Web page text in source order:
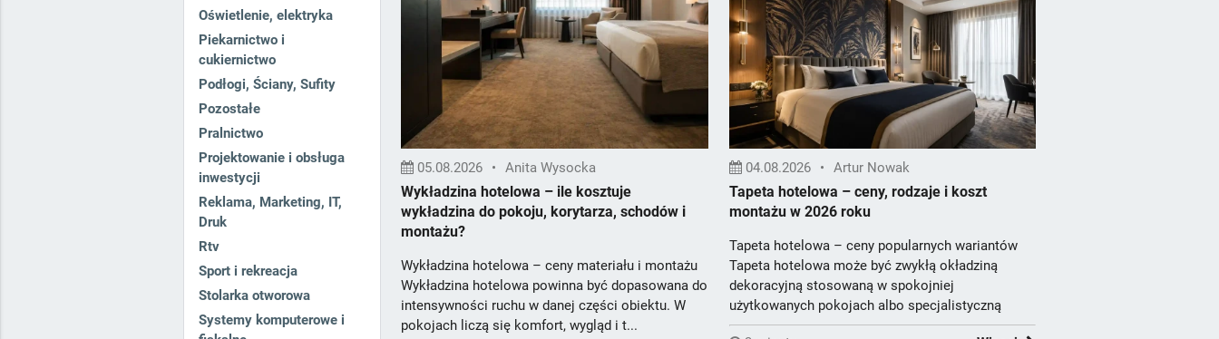
Oświetlenie, elektryka
Piekarnictwo i
cukiernictwo
Podłogi, Ściany, Sufity
Pozostałe
Pralnictwo
Projektowanie i obsługa
inwestycji
Reklama, Marketing, IT,
Druk
Rtv
Sport i rekreacja
Stolarka otworowa
Systemy komputerowe i
05.08.2026 • Anita Wysocka
Wykładzina hotelowa – ile kosztuje
wykładzina do pokoju, korytarza, schodów i
montażu?
Wykładzina hotelowa – ceny materiału i montażu
Wykładzina hotelowa powinna być dopasowana do
intensywności ruchu w danej części obiektu. W
pokojach liczą się komfort, wygląd i t...
04.08.2026 • Artur Nowak
Tapeta hotelowa – ceny, rodzaje i koszt
montażu w 2026 roku
Tapeta hotelowa – ceny popularnych wariantów
Tapeta hotelowa może być zwykłą okładziną
dekoracyjną stosowaną w spokojniej
użytkowanych pokojach albo specjalistyczną
tapetą kontr...